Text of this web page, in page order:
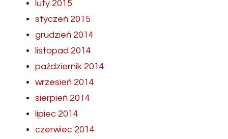
luty 2015
styczeń 2015
grudzień 2014
listopad 2014
październik 2014
wrzesień 2014
sierpień 2014
lipiec 2014
czerwiec 2014